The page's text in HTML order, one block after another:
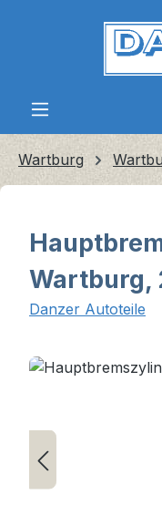
Zum Hauptinhalt
Wartburg
Wartburg,
Danzer Autoteile
Bildergalerie